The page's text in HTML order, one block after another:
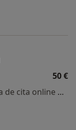
50 €
Este especialista no ofrece reserva de cita online en esta dirección.